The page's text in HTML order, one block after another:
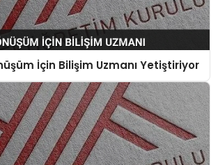
İçin Bilişim Uzmanı Yetiştiriyor